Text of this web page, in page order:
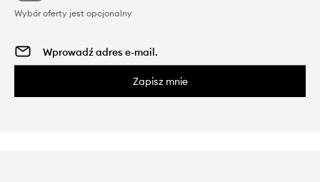
Wybór oferty jest opcjonalny
Zapisz mnie